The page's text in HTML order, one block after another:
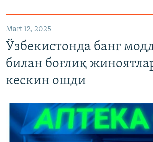
Mart 12, 2025
Ўзбекистонда банг
билан боғлиқ
кескин ошди